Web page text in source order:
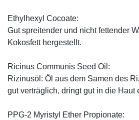
Ethylhexyl Cocoate:
Gut spreitender und nicht fettender
Kokosfett hergestellt.
Ricinus Communis Seed Oil:
Rizinusöl: Öl aus dem Samen des
gut verträglich, dringt gut in die Haut
PPG-2 Myristyl Ether Propionate: